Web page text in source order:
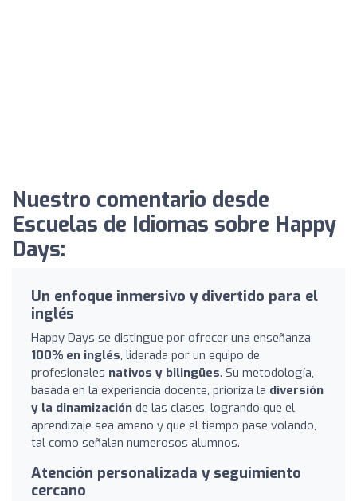
Nuestro comentario desde
Escuelas de Idiomas sobre Happy
Days:
Un enfoque inmersivo y divertido para el
inglés
Happy Days se distingue por ofrecer una enseñanza
100% en inglés, liderada por un equipo de
profesionales nativos y bilingües. Su metodología,
basada en la experiencia docente, prioriza la diversión
y la dinamización de las clases, logrando que el
aprendizaje sea ameno y que el tiempo pase volando,
tal como señalan numerosos alumnos.
Atención personalizada y seguimiento
cercano